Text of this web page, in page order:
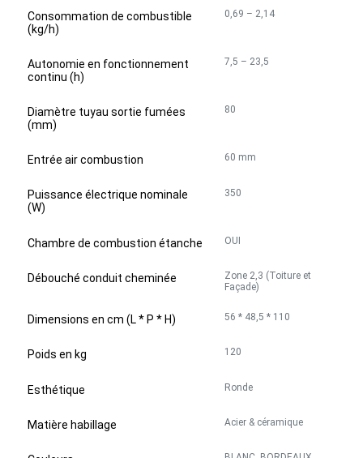
Consommation de combustible
(kg/h)
0,69 – 2,14
Autonomie en fonctionnement
continu (h)
7,5 – 23,5
Diamètre tuyau sortie fumées
(mm)
80
Entrée air combustion 60 mm
Puissance électrique nominale
(W)
350
Chambre de combustion étanche OUI
Débouché conduit cheminée
Zone 2,3 (Toiture et
Façade)
Dimensions en cm (L * P * H) 56 * 48,5 * 110
Poids en kg 120
Esthétique Ronde
Matière habillage Acier & céramique